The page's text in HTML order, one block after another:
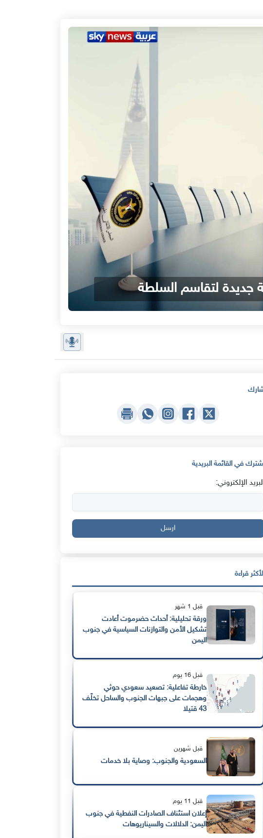
جديدة لتقاسم السلطة
في القائمة البريدية
الإلكتروني:
ارسل
قراءة
قبل 1 شهر
ورقة تحليلية: أحداث حضرموت أعادت
تشكيل الأمن والتوازنات السياسية في جنوب
اليمن
قبل 16 يوم
خارطة تفاعلية: تصعيد سعودي حوثي
وهجمات على جبهات الجنوب والساحل تخلّف
43 قتيلا
قبل شهرين
السعودية والجنوب: وصاية بلا خدمات
قبل 11 يوم
إعلان استئناف الصادرات النفطية في جنوب
اليمن: الدلالات والسيناريوهات